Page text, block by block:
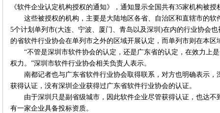
《软件企业认定机构授权的通知》，通知显示全国共有35家机构被
这些被授权的机构，主要是大陆地区各省、自治区和直辖市的
5个计划单列市(大连、宁波、厦门、青岛以及深圳)在内的行业协会
的省软件行业协会在单列市之外的区域开展认定，而单列市则在本区
“不管是深圳市软件协会的认定，还是广东省的认定，在效力上
权力。”深圳市软件行业协会相关负责人表示。
南都记者也与广东省软件行业协会取得联系，对方也明确表示
获得认证，没有深圳企业获得过广东省软件行业协会的认证。
由于深圳只是副省级城市，因此软件企业尽管获得认证，也达
有一家企业具备投标资质。